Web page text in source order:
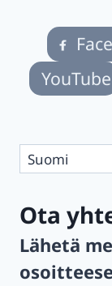
YouTube
Valitse
kieli
Ota
Lähetä